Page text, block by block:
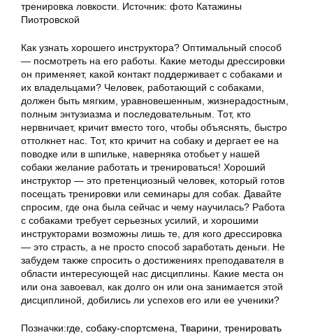
тренировка ловкости. Источник: фото Катажины
Пиотровской
Как узнать хорошего инструктора? Оптимальный способ
— посмотреть на его работы. Какие методы дрессировки
он применяет, какой контакт поддерживает с собаками и
их владельцами? Человек, работающий с собаками,
должен быть мягким, уравновешенным, жизнерадостным,
полным энтузиазма и последовательным. Тот, кто
нервничает, кричит вместо того, чтобы объяснять, быстро
оттолкнет нас. Тот, кто кричит на собаку и дергает ее на
поводке или в шпильке, наверняка отобьет у нашей
собаки желание работать и тренироваться! Хороший
инструктор — это претенциозный человек, который готов
посещать тренировки или семинары для собак. Давайте
спросим, где она была сейчас и чему научилась? Работа
с собаками требует серьезных усилий, и хорошими
инструкторами возможны лишь те, для кого дрессировка
— это страсть, а не просто способ заработать деньги. Не
забудем также спросить о достижениях преподавателя в
области интересующей нас дисциплины. Какие места он
или она завоевал, как долго он или она занимается этой
дисциплиной, добились ли успехов его или ее ученики?
Позначки:где собаку-спортсмена Тварини тренировать